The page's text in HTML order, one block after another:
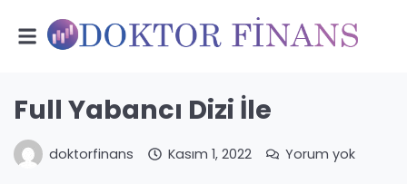
Full Yabancı Dizi İle
doktorfinans Kasım 1, 2022 Yorum yok